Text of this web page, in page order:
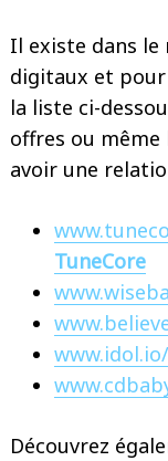
Il existe dans
digitaux et
la liste ci-
offres ou
avoir une
TuneCore
Découvrez